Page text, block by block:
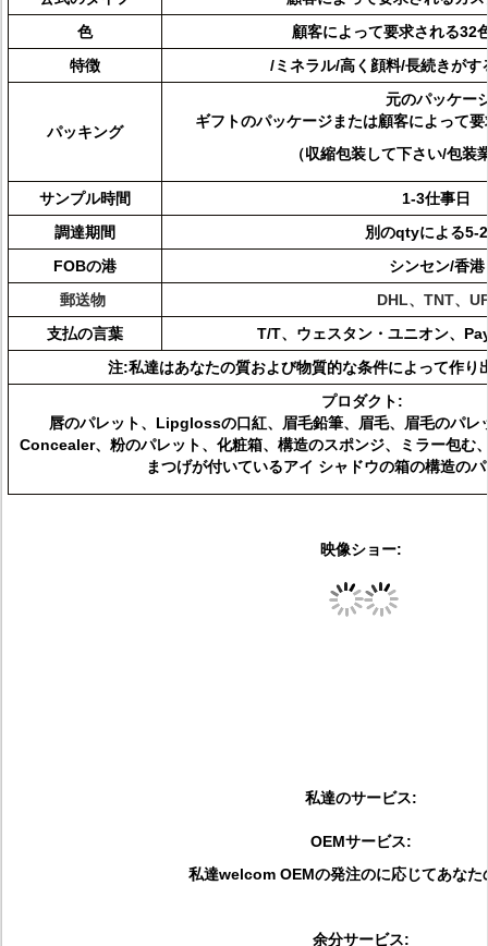
色
顧客によって要求される32
特徴
/ミネラル/高く顔料/長続きが
パッキング
元のパッケー
ギフトのパッケージまたは顧客によって
（収縮包装して下さい/包装
サンプル時間
1-3仕事日
調達期間
別のqtyによる5-
FOBの港
シンセン/香港
郵送物
DHL、TNT、
支払の言葉
T/T、ウェスタン・ユニオン、
注:私達はあなたの質および物質的な条件によって作り
プロダクト:
唇のパレット、Lipglossの口紅、眉毛鉛筆、眉毛、眉毛のパ
Concealer、粉のパレット、化粧箱、構造のスポンジ、ミラー包む
まつげが付いているアイ シャドウの箱の構造の
映像ショー:
私達のサービス:
OEMサービス:
私達welcom OEMの発注のに応じてあなた
余分サービス: